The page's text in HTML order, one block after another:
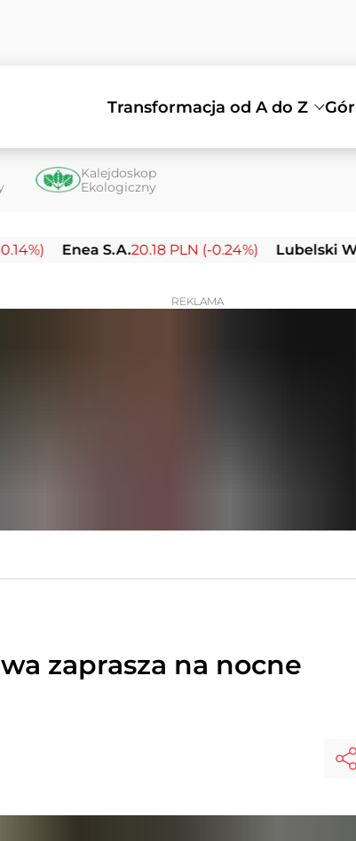
Transformacja od A do Z
Kalejdoskop
Ekologiczny
Enea S.A.20.18 PLN (-0.24%) Lubelski Węgiel
REKLAMA
zaprasza na nocne